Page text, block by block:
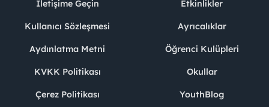
İletişime Geçin
Kullanıcı Sözleşmesi
Aydınlatma Metni
KVKK Politikası
Çerez Politikası
Etkinlikler
Ayrıcalıklar
Öğrenci Kulüpleri
Okullar
YouthBlog